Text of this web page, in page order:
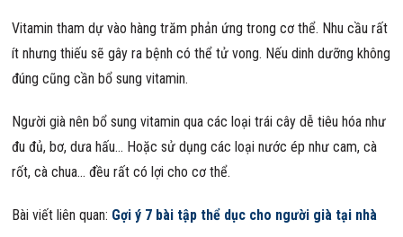
Vitamin tham dự vào hàng trăm phản ứng trong cơ thể. Nhu cầu rất
ít nhưng thiếu sẽ gây ra bệnh có thể tử vong. Nếu dinh dưỡng không
đúng cũng cần bổ sung vitamin.
Người già nên bổ sung vitamin qua các loại trái cây dễ tiêu hóa như
đu đủ, bơ, dưa hấu… Hoặc sử dụng các loại nước ép như cam, cà
rốt, cà chua… đều rất có lợi cho cơ thể.
Bài viết liên quan: Gợi ý 7 bài tập thể dục cho người già tại nhà